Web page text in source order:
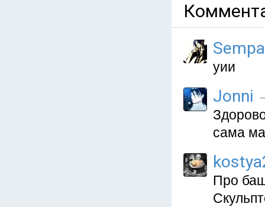
уии
Jonni
сама
Про